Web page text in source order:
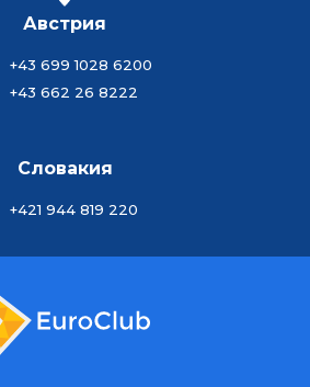
Австрия
+43 699 1028 6200
+43 662 26 8222
Словакия
+421 944 819 220